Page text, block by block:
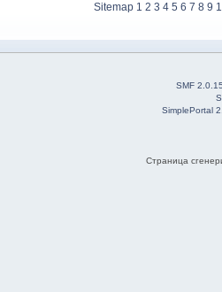
Sitemap 1 2 3 4 5 6 7 8 9
SMF
SimplePortal
Страница